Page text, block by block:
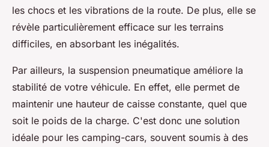
les chocs et les vibrations de la route. De plus, elle se
révèle particulièrement efficace sur les terrains
difficiles, en absorbant les inégalités.
Par ailleurs, la suspension pneumatique améliore la
stabilité de votre véhicule. En effet, elle permet de
maintenir une hauteur de caisse constante, quel que
soit le poids de la charge. C'est donc une solution
idéale pour les camping-cars, souvent soumis à des